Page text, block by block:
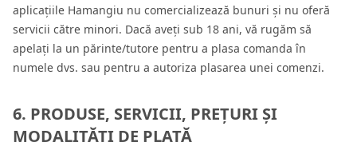
aplicațiile Hamangiu nu comercializează bunuri și nu oferă
servicii către minori. Dacă aveți sub 18 ani, vă rugăm să
apelați la un părinte/tutore pentru a plasa comanda în
numele dvs. sau pentru a autoriza plasarea unei comenzi.
6. PRODUSE, SERVICII, PREȚURI ȘI
MODALITĂȚI DE PLATĂ